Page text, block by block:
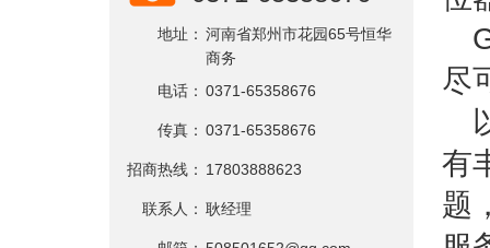
地址： 河南省郑州市花园65号恒华
商务
电话： 0371-65358676
传真： 0371-65358676
招商热线： 17803888623
联系人： 耿经理
尽
有
题